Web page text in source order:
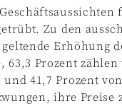
Zu den
Erhöhung
Prozent zählen
41,7 Prozent
ihre Preise